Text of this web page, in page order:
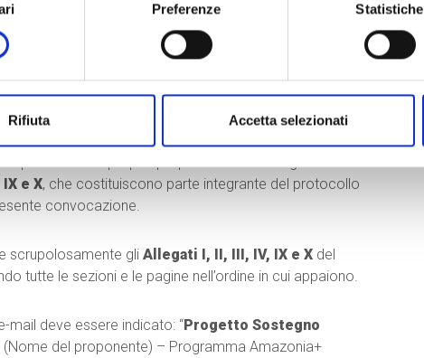
Preferenze Statistiche
Rifiuta Accetta selezionati
admin.amazonia@coopi.org
e
presentare la propria proposta utilizzando gli
e X, che costituiscono parte integrante del protocollo
convocazione.
scrupolosamente gli Allegati I, II, III, IV, IX e Xdel
tutte le sezioni e le pagine nell’ordine in cui appaiono.
mail deve essere indicato: “Progetto Sostegno
(Nome del proponente) – Programma Amazonia+